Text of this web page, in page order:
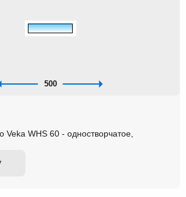
500
Veka WHS 60 - одностворчатое,